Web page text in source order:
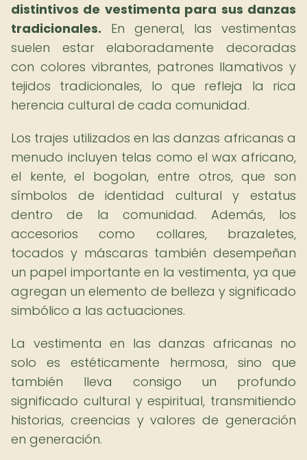
distintivos de vestimenta para sus danzas
tradicionales. En general, las vestimentas
suelen estar elaboradamente decoradas
con colores vibrantes, patrones llamativos y
tejidos tradicionales, lo que refleja la rica
herencia cultural de cada comunidad.
Los trajes utilizados en las danzas africanas a
menudo incluyen telas como el wax africano,
el kente, el bogolan, entre otros, que son
símbolos de identidad cultural y estatus
dentro de la comunidad. Además, los
accesorios como collares, brazaletes,
tocados y máscaras también desempeñan
un papel importante en la vestimenta, ya que
agregan un elemento de belleza y significado
simbólico a las actuaciones.
La vestimenta en las danzas africanas no
solo es estéticamente hermosa, sino que
también lleva consigo un profundo
significado cultural y espiritual, transmitiendo
historias, creencias y valores de generación
en generación.